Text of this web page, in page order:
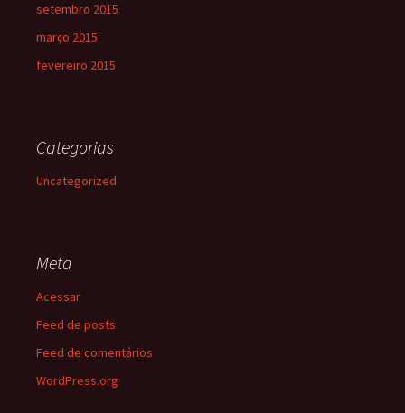
setembro 2015
março 2015
fevereiro 2015
Categorias
Uncategorized
Meta
Acessar
Feed de posts
Feed de comentários
WordPress.org